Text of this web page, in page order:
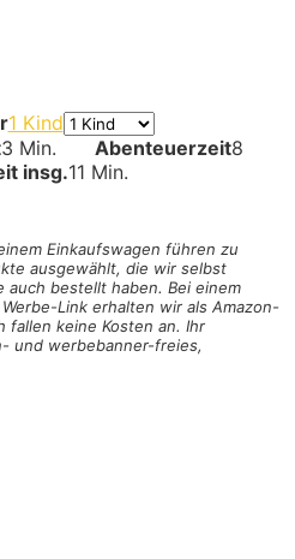
1 Kind
3 Min. Abenteuerzeit8
insg.11 Min.
Einkaufswagen führen zu
ausgewählt, die wir selbst
bestellt haben. Bei einem
Link erhalten wir als Amazon-
fallen keine Kosten an. Ihr
und werbebanner-freies,